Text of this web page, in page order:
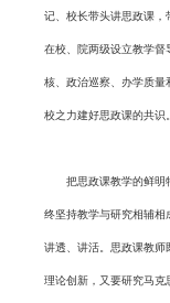
记、校长带头讲思政课，
在校、院两级设立教学督
核、政治巡察、办学质量
校之力建好思政课的共识。
把思政课教学的鲜明
终坚持教学与研究相辅相
讲透、讲活。思政课教师
理论创新，又要研究马克